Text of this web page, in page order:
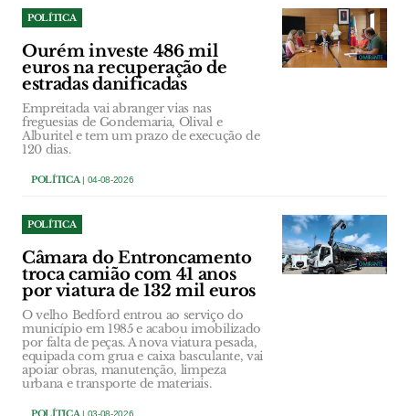
POLÍTICA
Ourém investe 486 mil
euros na recuperação de
estradas danificadas
Empreitada vai abranger vias nas
freguesias de Gondemaria, Olival e
Alburitel e tem um prazo de execução de
120 dias.
POLÍTICA| 04-08-2026
POLÍTICA
Câmara do Entroncamento
troca camião com 41 anos
por viatura de 132 mil euros
O velho Bedford entrou ao serviço do
município em 1985 e acabou imobilizado
por falta de peças. A nova viatura pesada,
equipada com grua e caixa basculante, vai
apoiar obras, manutenção, limpeza
urbana e transporte de materiais.